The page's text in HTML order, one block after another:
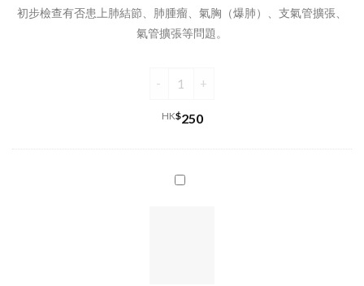
初步檢查有否患上肺結節、肺腫瘤、氣胸（爆肺）、支氣管擴張、
氣管擴張等問題。
HK$250